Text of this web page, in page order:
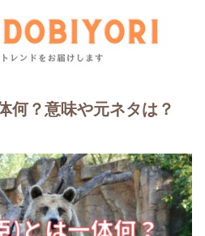
何？意味や元ネタは？